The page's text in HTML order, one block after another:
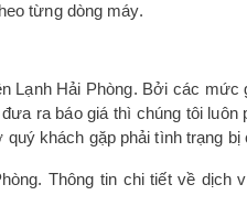
từng dòng máy.
Lạnh Hải Phòng. Bởi các
ra báo giá thì chúng tôi
khách gặp phải tình trạng bị
Thông tin chi tiết về dịch